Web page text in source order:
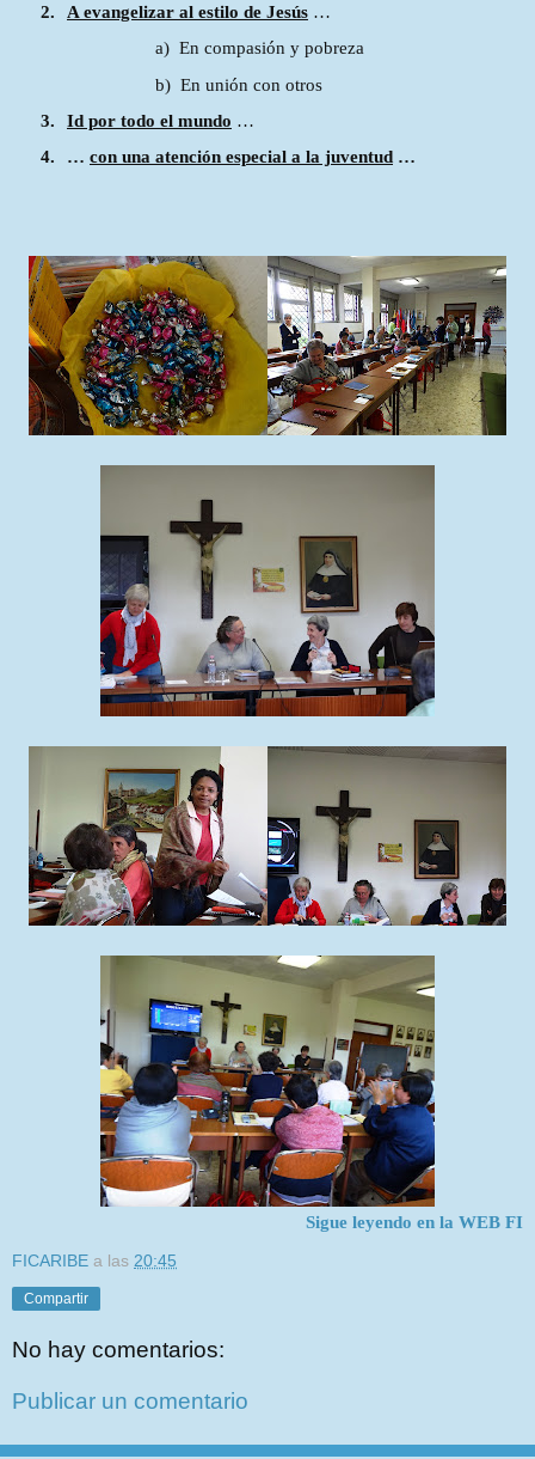
2.
A evangelizar al estilo de Jesús …
a) En compasión y pobreza
b) En unión con otros
3.
Id por todo el mundo …
4.
… con una atención especial a la juventud …
Sigue leyendo en la WEB FI
FICARIBE a las 20:45
Compartir
No hay comentarios:
Publicar un comentario